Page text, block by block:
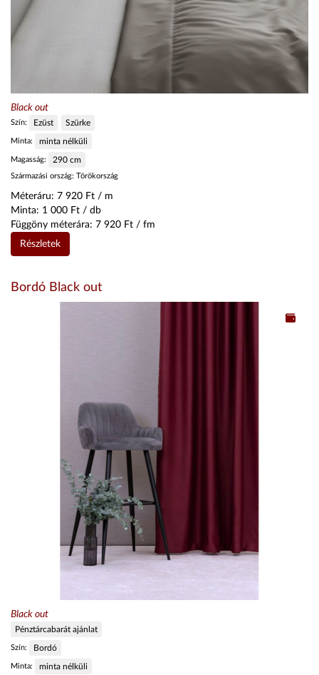
Black out
Szín: Ezüst Szürke
Minta: minta nélküli
Magasság: 290 cm
Származási ország: Törökország
Méteráru: 7 920 Ft / m
Minta: 1 000 Ft / db
Függöny méterára: 7 920 Ft / fm
Részletek
Bordó Black out
Black out
Pénztárcabarát ajánlat
Szín: Bordó
Minta: minta nélküli